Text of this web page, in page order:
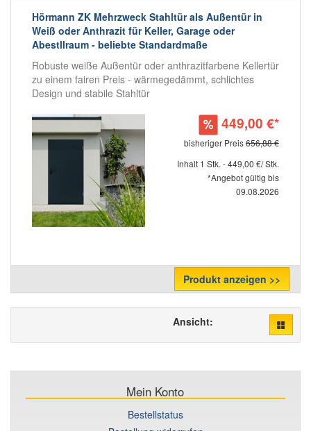
Hörmann ZK Mehrzweck Stahltür als Außentür in
Weiß oder Anthrazit für Keller, Garage oder
Abestllraum - beliebte Standardmaße
Robuste weiße Außentür oder anthrazitfarbene Kellertür
zu einem fairen Preis - wärmegedämmt, schlichtes
Design und stabile Stahltür
449,00 €*
bisheriger Preis656,88 €
Inhalt 1 Stk. - 449,00 €/ Stk.
*Angebot gültig bis
09.08.2026
Produkt anzeigen >>
Ansicht:
Mein Konto
Bestellstatus